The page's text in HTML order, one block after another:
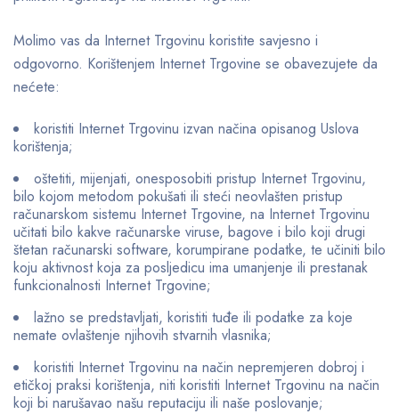
Molimo vas da Internet Trgovinu koristite savjesno i
odgovorno. Korištenjem Internet Trgovine se obavezujete da
nećete:
koristiti Internet Trgovinu izvan načina opisanog Uslova
korištenja;
oštetiti, mijenjati, onesposobiti pristup Internet Trgovinu,
bilo kojom metodom pokušati ili steći neovlašten pristup
računarskom sistemu Internet Trgovine, na Internet Trgovinu
učitati bilo kakve računarske viruse, bagove i bilo koji drugi
štetan računarski software, korumpirane podatke, te učiniti bilo
koju aktivnost koja za posljedicu ima umanjenje ili prestanak
funkcionalnosti Internet Trgovine;
lažno se predstavljati, koristiti tuđe ili podatke za koje
nemate ovlaštenje njihovih stvarnih vlasnika;
koristiti Internet Trgovinu na način nepremjeren dobroj i
etičkoj praksi korištenja, niti koristiti Internet Trgovinu na način
koji bi narušavao našu reputaciju ili naše poslovanje;